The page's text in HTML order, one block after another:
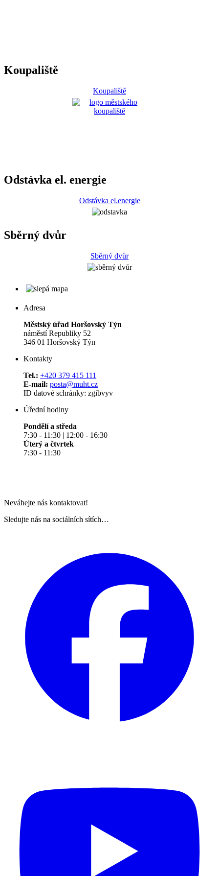
Koupaliště
Koupaliště
Odstávka el. energie
Odstávka el.energie
Sběrný dvůr
Sběrný dvůr
Adresa
Městský úřad Horšovský Týn
náměstí Republiky 52
346 01 Horšovský Týn
Kontakty
Tel.: +420 379 415 111
E-mail: posta@muht.cz
ID datové schránky: zgibvyv
Úřední hodiny
Pondělí a středa
7:30 - 11:30 | 12:00 - 16:30
Úterý a čtvrtek
7:30 - 11:30
Neváhejte nás kontaktovat!
Sledujte nás na sociálních sítích…